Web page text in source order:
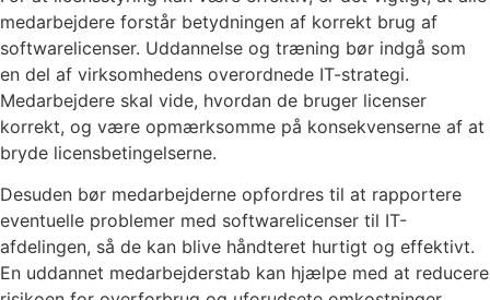
medarbejdere forstår betydningen af korrekt brug af
softwarelicenser. Uddannelse og træning bør indgå som
en del af virksomhedens overordnede IT-strategi.
Medarbejdere skal vide, hvordan de bruger licenser
korrekt, og være opmærksomme på konsekvenserne af at
bryde licensbetingelserne.
Desuden bør medarbejderne opfordres til at rapportere
eventuelle problemer med softwarelicenser til IT-
afdelingen, så de kan blive håndteret hurtigt og effektivt.
En uddannet medarbejderstab kan hjælpe med at reducere